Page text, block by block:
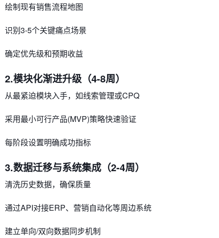
绘制现有销售流程地图
识别3-5个关键痛点场景
确定优先级和预期收益
2.模块化渐进升级​​（4-8周）
从最紧迫模块入手，如线索管理或CPQ
采用最小可行产品(MVP)策略快速验证
每阶段设置明确成功指标
3.​​数据迁移与系统集成​​（2-4周）
清洗历史数据，确保质量
通过API对接ERP、营销自动化等周边系统
建立单向/双向数据同步机制